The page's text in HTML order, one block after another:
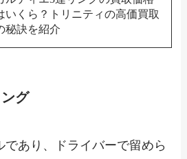
いくら？トリニティの高価買取
秘訣を紹介
グ
であり、ドライバーで留めら